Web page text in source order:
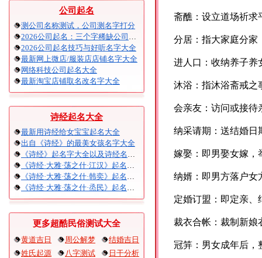
公司起名
测公司名称测试，公司测名字打分
2026公司起名：三个字稀缺公司名大全
2026公司起名技巧与好听名字大全
最新网上微店/服装店店铺名字大全
网络科技公司起名大全
最新淘宝店铺取名改名字大全
诗经起名大全
最新用诗经给女宝宝起名大全
出自《诗经》的最美女孩名字大全
《诗经》起名字大全以及诗经名句赏析
《诗经·大雅·荡之什·江汉》起名大全以及赏析
《诗经·大雅·荡之什·韩奕》起名大全以及赏析
《诗经·大雅·荡之什·烝民》起名大全以及赏析
更多超酷民俗测试大全
黄道吉日 周公解梦
结婚吉日
姓氏起源
八字测试
日干分析
斋醮：设立道场祈求
分居：指大家庭分家
进人口：收纳养子养
沐浴：指沐浴斋戒之
会亲友：访问或接待
纳采请期：送结婚日
嫁娶：即男娶女嫁，
纳婿：即男方落户女
定婚订盟：即定亲、
裁衣合帐：裁制新娘
冠笄：男女成年后，